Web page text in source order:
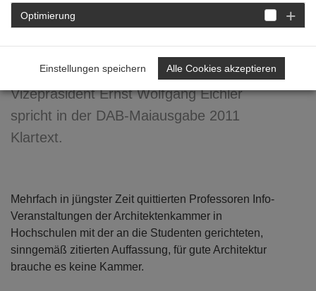
Freiheit der Leere!?
Vizepräsident Ernst Wolfgang Eichler
spricht in der DAB-Maiausgabe 2011
Klartext.
Mehrfach in jüngster Zeit quittierten Professoren Info-
Veranstaltungen der Architektenkammer in
Hochschulen mit der an die Studenten gerichteten,
sinngemäß zitierten Auffassung, für gute Architektur
brauche es keine Kammer.
Optimierung
Einstellungen speichern Alle Cookies akzeptieren